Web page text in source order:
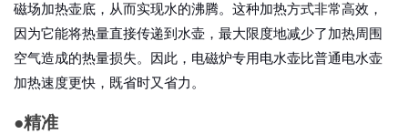
磁场加热壶底，从而实现水的沸腾。这种加热方式非常高效，
因为它能将热量直接传递到水壶，最大限度地减少了加热周围
空气造成的热量损失。因此， 电磁炉专用电水壶比普通电水壶
加热速度更快，既省时又省力。
●精准